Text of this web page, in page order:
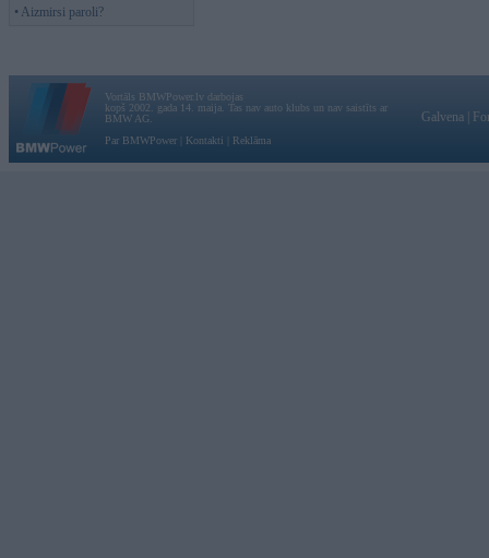
• Aizmirsi paroli?
Vortāls BMWPower.lv darbojas
kopš 2002. gada 14. maija. Tas nav auto klubs un nav saistīts ar
BMW AG.
Par BMWPower
Kontakti Reklāma
Galvena